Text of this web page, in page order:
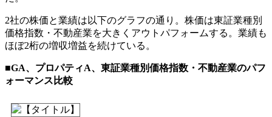
2社の株価と業績は以下のグラフの通り。株価は東証業種別
価格指数・不動産業を大きくアウトパフォームする。業績も
ほぼ2桁の増収増益を続けている。
■GA、プロパティA、東証業種別価格指数・不動産業のパフ
ォーマンス比較